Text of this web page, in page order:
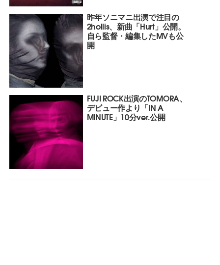
昨年ソニマニ出演で注目の
2hollis、新曲「Hurt」公開。
自ら監督・編集したMVも公
開
FUJI ROCK出演のTOMORA、
デビュー作より「IN A
MINUTE」10分ver.公開